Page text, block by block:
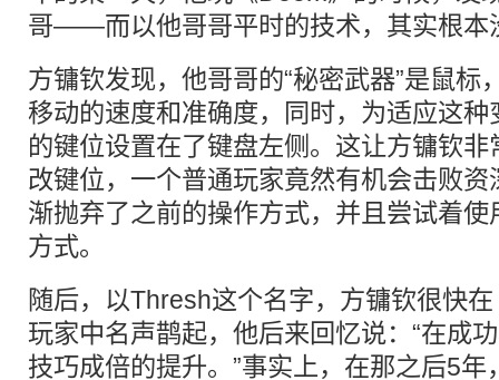
哥——而以他哥哥平时的技术，其实根本
方镛钦发现，他哥哥的“秘密武器”是鼠标
移动的速度和准确度，同时，为适应这
的键位设置在了键盘左侧。这让方镛钦
改键位，一个普通玩家竟然有机会击败
渐抛弃了之前的操作方式，并且尝试着
方式。
随后，以Thresh这个名字，方镛钦很快
玩家中名声鹊起，他后来回忆说：“在成
技巧成倍的提升。”事实上，在那之后5